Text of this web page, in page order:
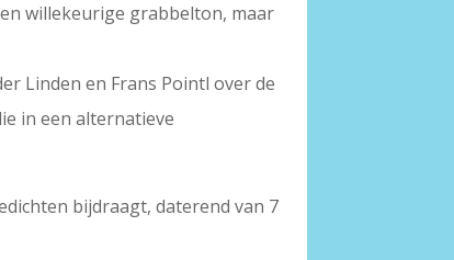
willekeurige grabbelton, maar
Linden en Frans Pointl over de
in een alternatieve
bijdraagt, daterend van 7